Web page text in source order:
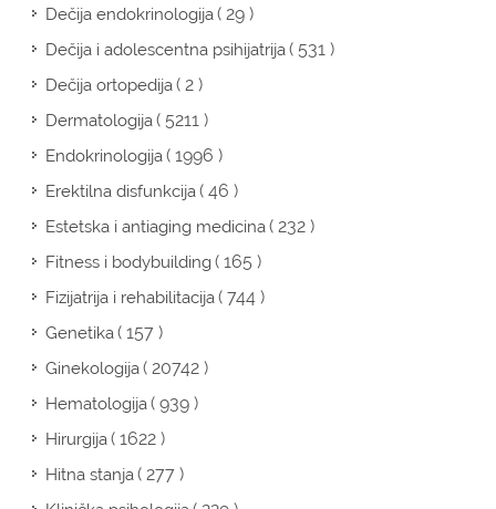
Dečija endokrinologija( 29 )
Dečija i adolescentna psihijatrija( 531 )
Dečija ortopedija( 2 )
Dermatologija( 5211 )
Endokrinologija( 1996 )
Erektilna disfunkcija( 46 )
Estetska i antiaging medicina( 232 )
Fitness i bodybuilding( 165 )
Fizijatrija i rehabilitacija( 744 )
Genetika( 157 )
Ginekologija( 20742 )
Hematologija( 939 )
Hirurgija( 1622 )
Hitna stanja( 277 )